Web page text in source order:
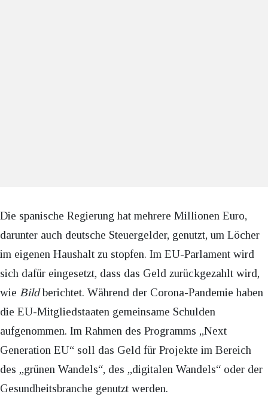
Die spanische Regierung hat mehrere Millionen Euro,
darunter auch deutsche Steuergelder, genutzt, um Löcher
im eigenen Haushalt zu stopfen. Im EU-Parlament wird
sich dafür eingesetzt, dass das Geld zurückgezahlt wird,
wie Bildberichtet. Während der Corona-Pandemie haben
die EU-Mitgliedstaaten gemeinsame Schulden
aufgenommen. Im Rahmen des Programms „Next
Generation EU“ soll das Geld für Projekte im Bereich
des „grünen Wandels“, des „digitalen Wandels“ oder der
Gesundheitsbranche genutzt werden.